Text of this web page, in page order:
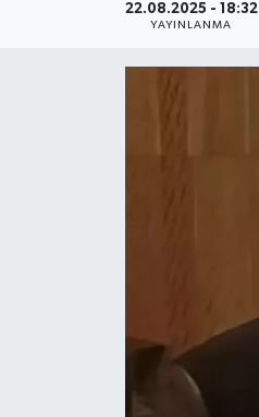
22.08.2025 - 18:32
YAYINLANMA